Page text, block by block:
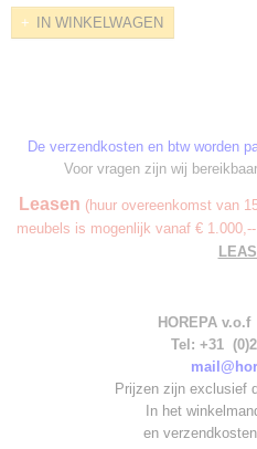
IN WINKELWAGEN
De verzendkosten en btw worden
Voor vragen zijn wij
Leasen (huur overeenkomst van
meubels is mogenlijk vanaf € 1.000,--
HOREPA v.o.f
Tel: +31
Prijzen zijn exclusief
In het
en